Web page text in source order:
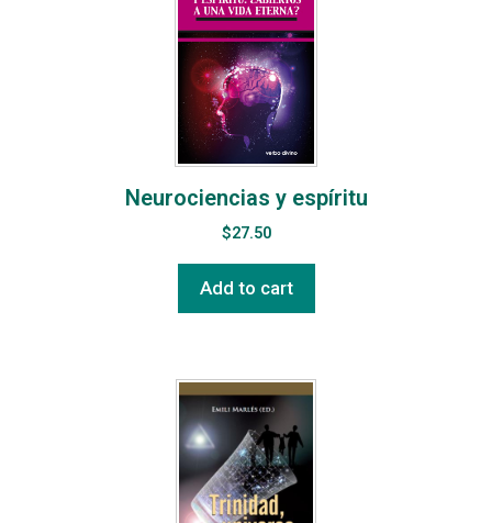
Neurociencias y espíritu
$27.50
Add to cart